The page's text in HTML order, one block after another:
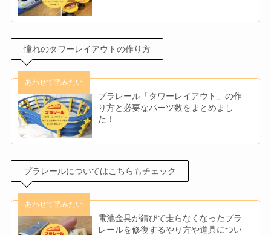
憧れのタワーレイアウトの作り方
プラレール「タワーレイアウト」の作
り方と必要なパーツ数をまとめまし
た！
プラレールについてはこちらもチェック
電池金具が錆びて走らなくなったプラ
レールを修復するやり方や道具につい